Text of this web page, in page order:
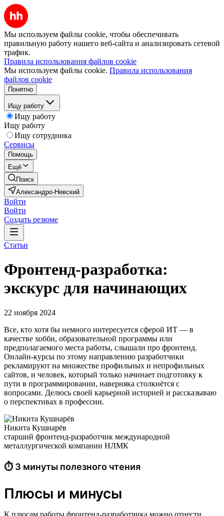
Мы используем файлы cookie, чтобы обеспечивать
правильную работу нашего веб-сайта и анализировать сетевой
трафик.
Правила использования файлов cookie
Мы используем файлы cookie. Правила использования
файлов cookie
Понятно
Ищу работу
Ищу работу
Ищу работу
Ищу сотрудника
Сервисы
Помощь
Ещё
Поиск
Александро-Невский
Войти
Войти
Создать резюме
Статьи
Фронтенд-разработка:
экскурс для начинающих
22 ноября 2024
Все, кто хотя бы немного интересуется сферой ИТ — в
качестве хобби, образовательной программы или
предполагаемого места работы, слышали про фронтенд.
Онлайн-курсы по этому направлению разработчики
рекламируют на множестве профильных и непрофильных
сайтов, и человек, который только начинает подготовку к
пути в программировании, наверняка столкнётся с
вопросами. Делюсь своей карьерной историей и рассказываю
о перспективах в профессии.
Никита Кушнарёв
старший фронтенд-разработчик международной
металлургической компании НЛМК
⏱ 3 минуты полезного чтения
Плюсы и минусы
К плюсам работы фронтенд-разработчика можно отнести